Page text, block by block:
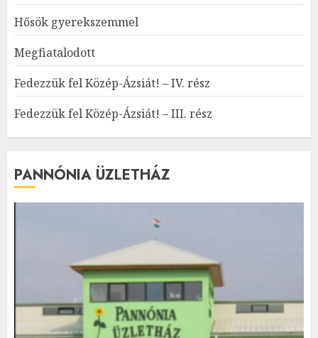
Hősök gyerekszemmel
Megfiatalodott
Fedezzük fel Közép-Ázsiát! – IV. rész
Fedezzük fel Közép-Ázsiát! – III. rész
PANNÓNIA ÜZLETHÁZ